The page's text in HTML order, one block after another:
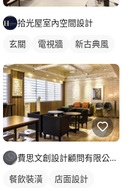
拾光屋室內空間設計
玄關 電視牆 新古典風
費思文創設計顧問有限公司｜空間設計部門
餐飲裝潢 店面設計